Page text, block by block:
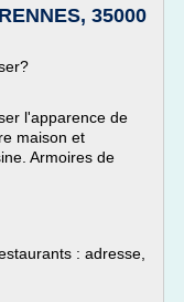
35000
l'apparence de
maison et
Armoires de
: adresse,